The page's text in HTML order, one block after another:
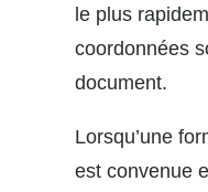
le plus
coordonnées
document.
Lorsqu’une
est convenue